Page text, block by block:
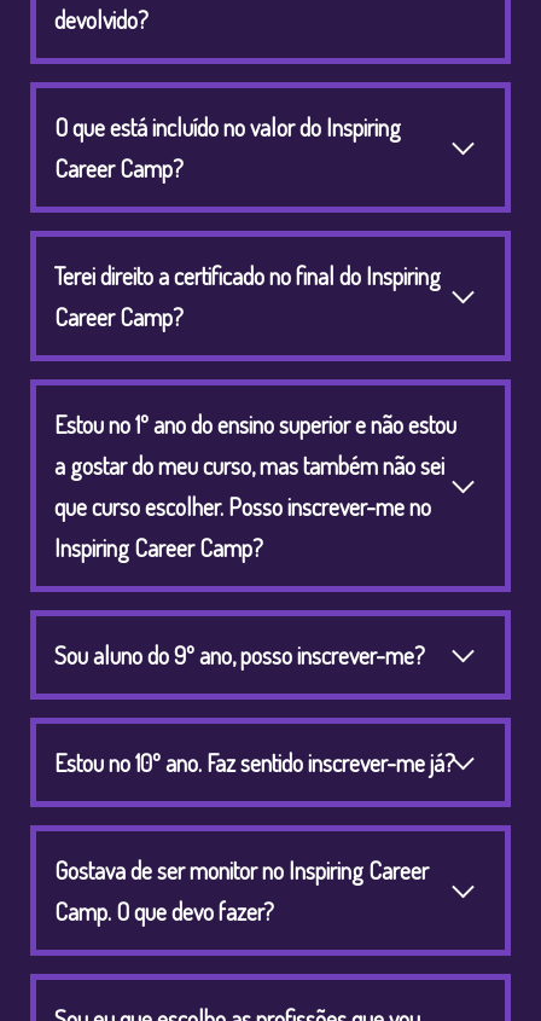
devolvido?
O que está incluído no valor do Inspiring
Career Camp?
Terei direito a certificado no final do Inspiring
Career Camp?
Estou no 1º ano do ensino superior e não estou
a gostar do meu curso, mas também não sei
que curso escolher. Posso inscrever-me no
Inspiring Career Camp?
Sou aluno do 9º ano, posso inscrever-me?
Estou no 10º ano. Faz sentido inscrever-me já?
Gostava de ser monitor no Inspiring Career
Camp. O que devo fazer?